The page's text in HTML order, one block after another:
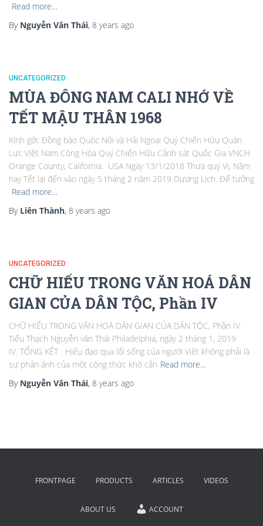
Read more…
By Nguyễn Văn Thái, 8 years ago
UNCATEGORIZED
MÙA ĐÔNG NAM CALI NHỚ VỀ
TẾT MẬU THÂN 1968
Kính gởi: Đồng bào Quôc Nôi và Hải Ngoại Quý Chiến Hữu Quân
Lực Việt Nam Cộng Hòa Quý Chiến Hữu Cảnh sát Quốc Gia VNCH
Orange County, California. USA Ngày 13/1/2018 Thưa quý Vị, Năm
nay Tết lại đến vào ngày 5 tháng 2 năm 2019 Dương Lịch. Để tưởng
Read more…
By Liên Thành, 8 years ago
UNCATEGORIZED
CHỮ HIẾU TRONG VĂN HOÁ DÂN
GIAN CỦA DÂN TỘC, Phần IV
CHỮ HIẾU TRONG VĂN HOÁ DÂN GIAN CỦA DÂN TỘC, Phần IV
Tiểu Thạch Nguyễn văn Thái Philadelphia, ngày 2 tháng 1, 2019
IV. TỔNG KẾT Hiếu đạo qua lối sống của người Việt không phải là
sự phản ánh của một công thức khô cằn Read more…
By Nguyễn Văn Thái, 8 years ago
FRONTPAGE PRODUCTS ARTICLES VIDEOS
ABOUT US ACCOUNT